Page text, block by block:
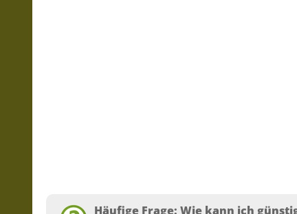
Häufige Frage: Wie kann ich